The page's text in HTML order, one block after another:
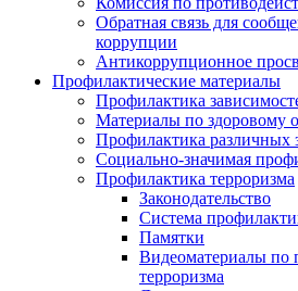
Обратная связь для
коррупции
Антикоррупционное
Профилактические материалы
Профилактика
Материалы по здоровому
Профилактика различных
Социально-значимая
Профилактика терроризма
Законодательство
Система
Памятки
Видеоматериалы по
терроризма